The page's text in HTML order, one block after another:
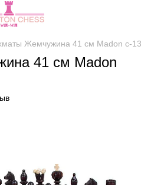
Жемчужина 41 см Madon с-
41 см Madon